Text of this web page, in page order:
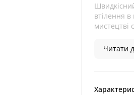
втілення
мистецтві
Читати